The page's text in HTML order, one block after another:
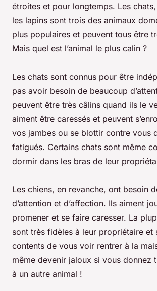
étroites et pour longtemps. Les
les lapins sont trois des animaux
plus populaires et peuvent tous être
Mais quel est l’animal le plus calin ?
Les chats sont connus pour être
pas avoir besoin de beaucoup
peuvent être très câlins quand ils le
aiment être caressés et peuvent
vos jambes ou se blottir contre vous
fatigués. Certains chats sont même
dormir dans les bras de leur
Les chiens, en revanche, ont besoin
d’attention et d’affection. Ils aiment
promener et se faire caresser. La
sont très fidèles à leur propriétaire et
contents de vous voir rentrer à la
même devenir jaloux si vous donnez
à un autre animal !